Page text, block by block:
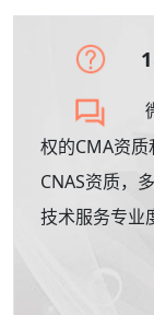
权的CMA资
CNAS资质，
技术服务专业